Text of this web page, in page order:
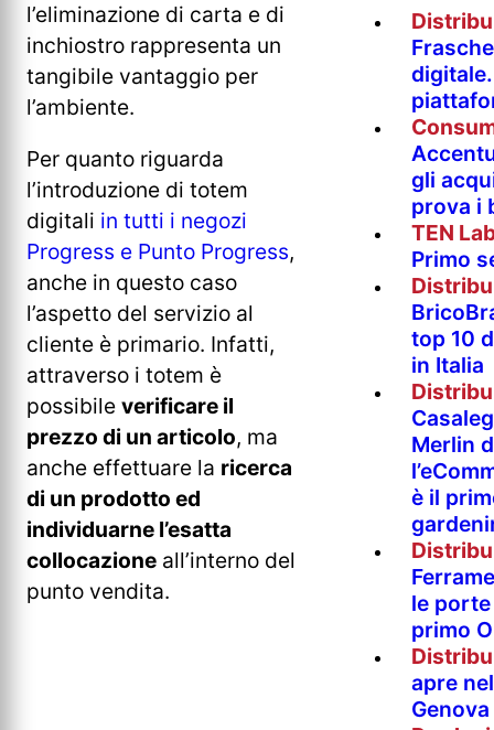
l’eliminazione di carta e di
inchiostro rappresenta un
tangibile vantaggio per
l’ambiente.
Per quanto riguarda
l’introduzione di totem
digitali in tutti i negozi
Progress e Punto Progress,
anche in questo caso
l’aspetto del servizio al
cliente è primario. Infatti,
attraverso i totem è
possibile verificare il
prezzo di un articolo, ma
anche effettuare la ricerca
di un prodotto ed
individuarne l’esatta
collocazione all’interno del
punto vendita.
gli
prova i
TEN
Primo
top 10
in Italia
Merlin
è il
le
primo
apre
Genova